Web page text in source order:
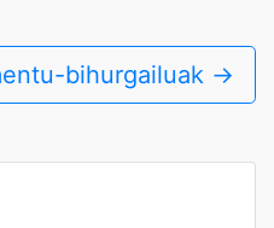
bihurgailuak →